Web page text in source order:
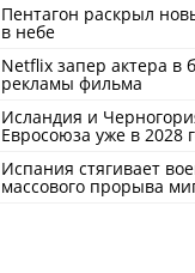
Пентагон раскрыл
в небе
Netflix запер актера в
рекламы фильма
Исландия и
Евросоюза уже в 2028
Испания стягивает
массового прорыва